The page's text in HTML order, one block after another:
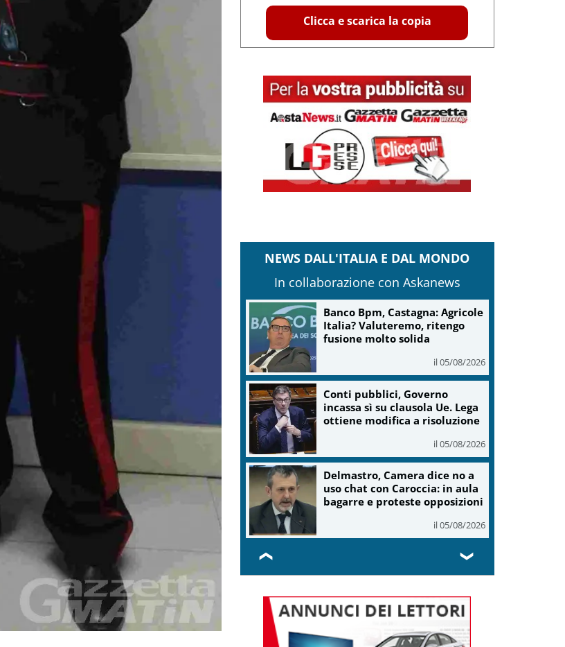
Clicca e scarica la copia
NEWS DALL'ITALIA E DAL MONDO
In collaborazione con Askanews
Banco Bpm, Castagna: Agricole
Italia? Valuteremo, ritengo
fusione molto solida
il 05/08/2026
Conti pubblici, Governo
incassa sì su clausola Ue. Lega
ottiene modifica a risoluzione
il 05/08/2026
Delmastro, Camera dice no a
uso chat con Caroccia: in aula
bagarre e proteste opposizioni
il 05/08/2026
❮ ❯